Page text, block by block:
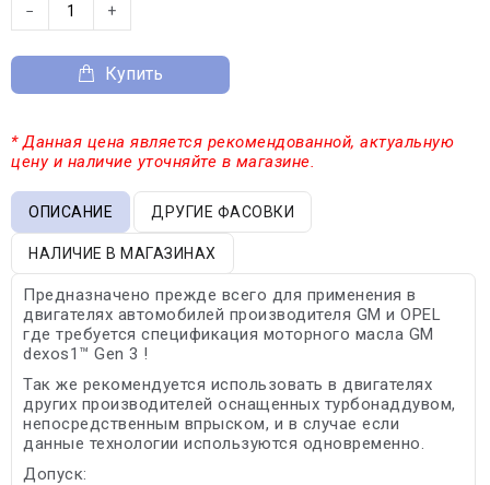
− +
Купить
* Данная цена является рекомендованной, актуальную
цену и наличие уточняйте в магазине.
ОПИСАНИЕ ДРУГИЕ ФАСОВКИ
НАЛИЧИЕ В МАГАЗИНАХ
Предназначено прежде всего для применения в
двигателях автомобилей производителя GM и OPEL
где требуется спецификация моторного масла GM
dexos1™ Gen 3 !
Так же рекомендуется использовать в двигателях
других производителей оснащенных турбонаддувом,
непосредственным впрыском, и в случае если
данные технологии используются одновременно.
Допуск: